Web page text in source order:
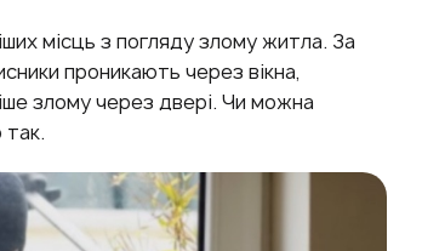
місць з погляду злому житла. За
проникають через вікна,
злому через двері. Чи можна